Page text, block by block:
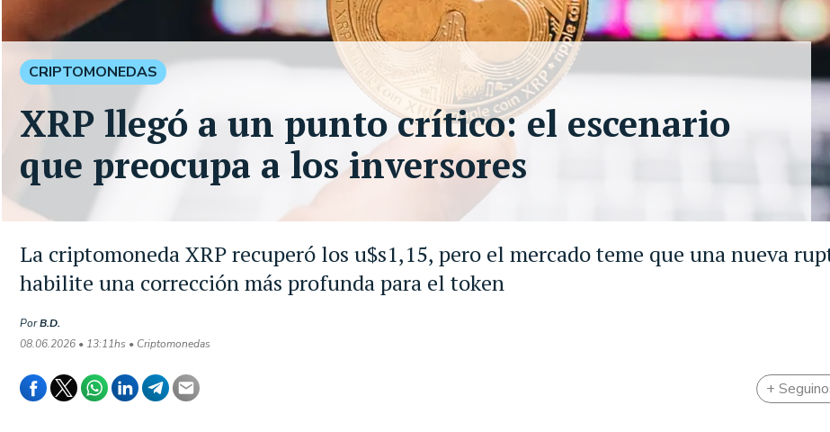
La criptomoneda XRP recuperó los u$s1,15, pero el mercado teme que una nueva
habilite una corrección más profunda para el token
PorB.D.
08.06.2026 • 13:11hs • Criptomonedas
CRIPTOMONEDAS
XRP llegó a un punto crítico: el escenario
que preocupa a los inversores
+